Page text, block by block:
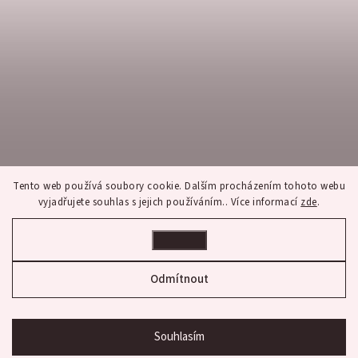
Tento web používá soubory cookie. Dalším procházením tohoto webu
vyjadřujete souhlas s jejich používáním.. Více informací zde.
Odmítnout
Souhlasím
Sledovat na Instagramu
Upravit nastavení cookies
Shoptet